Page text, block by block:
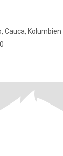
Cauca, Kolumbien